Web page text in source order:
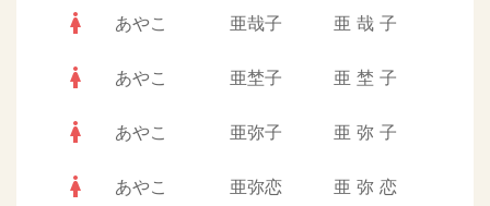
woman あやこ 亜哉子 亜 哉 子
woman あやこ 亜埜子 亜 埜 子
woman あやこ 亜弥子 亜 弥 子
woman あやこ 亜弥恋 亜 弥 恋